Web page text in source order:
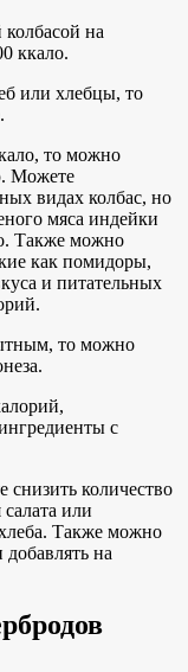
на
ккало.
или хлебцы, то
то можно
Можете
видах колбас, но
мяса индейки
Также можно
как помидоры,
и питательных
то можно
с
снизить количество
или
Также можно
на